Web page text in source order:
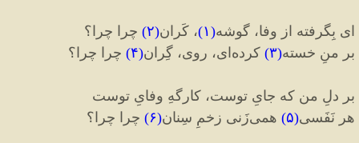
ای بِگرفته از وفا، گوشه(۱)، کَران(۲) چرا چرا؟
بر منِ خسته(۳) کرده‌ای، روی، گِران(۴) چرا چرا؟
بر دلِ من که جایِ توست، کارگهِ وفایِ توست
هر نَفَسی(۵) همی‌زَنی زخمِ سِنان(۶) چرا چرا؟